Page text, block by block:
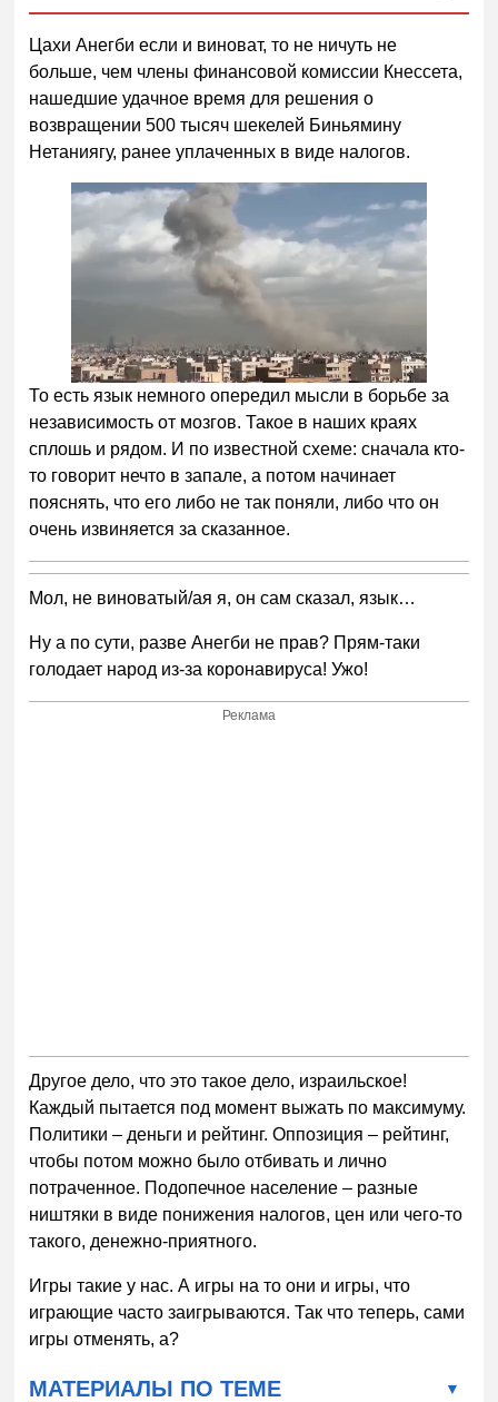
Цахи Анегби если и виноват, то не ничуть не
больше, чем члены финансовой комиссии Кнессета,
нашедшие удачное время для решения о
возвращении 500 тысяч шекелей Биньямину
Нетаниягу, ранее уплаченных в виде налогов.
То есть язык немного опередил мысли в борьбе за
независимость от мозгов. Такое в наших краях
сплошь и рядом. И по известной схеме: сначала кто-
то говорит нечто в запале, а потом начинает
пояснять, что его либо не так поняли, либо что он
очень извиняется за сказанное.
Мол, не виноватый/ая я, он сам сказал, язык…
Ну а по сути, разве Анегби не прав? Прям-таки
голодает народ из-за коронавируса! Ужо!
Реклама
Другое дело, что это такое дело, израильское!
Каждый пытается под момент выжать по максимуму.
Политики – деньги и рейтинг. Оппозиция – рейтинг,
чтобы потом можно было отбивать и лично
потраченное. Подопечное население – разные
ништяки в виде понижения налогов, цен или чего-то
такого, денежно-приятного.
Игры такие у нас. А игры на то они и игры, что
играющие часто заигрываются. Так что теперь, сами
игры отменять, а?
МАТЕРИАЛЫ ПО ТЕМЕ